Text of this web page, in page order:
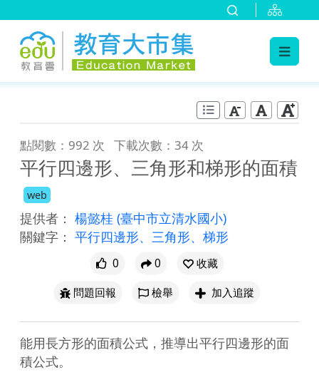
點閱數：992 次 下載次數：34 次
平行四邊形、三角形和梯形的面積
web
提供者： 楊懿桂 (臺中市立清水國小)
關鍵字： 平行四邊形、三角形、梯形
0 0
收藏
問題回報
檢舉 加入追蹤
能用長方形的面積公式，推導出平行四邊形的面
積公式。